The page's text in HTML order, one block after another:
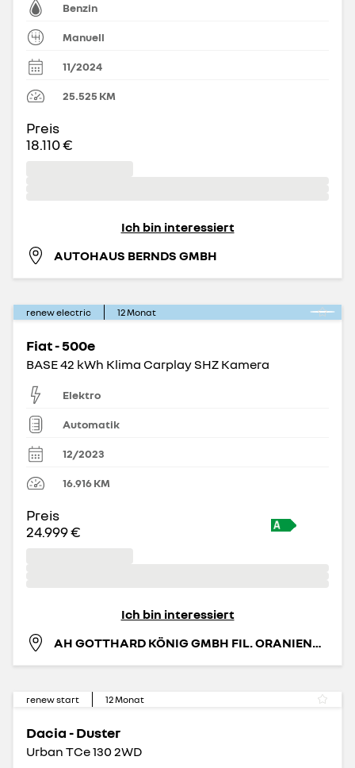
Benzin
Manuell
11/2024
25.525 KM
Preis
18.110 €
Ich bin interessiert
AUTOHAUS BERNDS GMBH
renew electric 12Monat
Fiat - 500e
BASE 42 kWh Klima Carplay SHZ Kamera
Elektro
Automatik
12/2023
16.916KM
Preis
24.999 €
Ich bin interessiert
AH GOTTHARD KÖNIG GMBH FIL. ORANIENBURG
renew start 12Monat
Dacia - Duster
Urban TCe 130 2WD